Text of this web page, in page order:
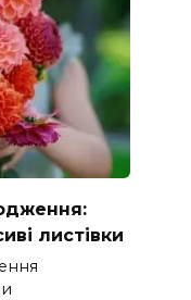
листівки